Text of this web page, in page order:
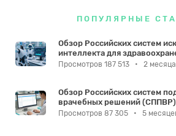
ПОПУЛЯРНЫЕ
Обзор Российских систем
интеллекта для
Просмотров 187 513 • 2
Обзор Российских систем
врачебных решений (СППВР)
Просмотров 87 305 • 5